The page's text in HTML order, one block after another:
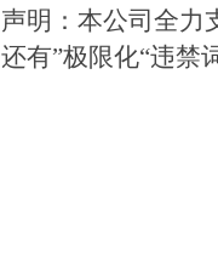
声明：本公司全力
还有”极限化“违禁